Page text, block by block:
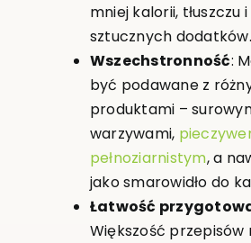
mniej kalorii, tłuszczu i
sztucznych dodatków.
Wszechstronność:
być podawane z
produktami –
warzywami,
pełnoziarnistym, a
jako smarowidło do
Łatwość
Większość przepisów